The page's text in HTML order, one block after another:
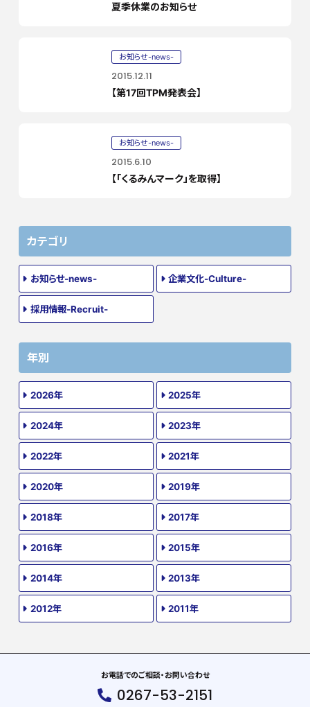
夏季休業のお知らせ
お知らせ-news-
2015.12.11
【第17回TPM発表会】
お知らせ-news-
2015.6.10
【「くるみんマーク」を取得】
カテゴリ
お知らせ-news- 企業文化-Culture-
採用情報-Recruit-
年別
2026年 2025年
2024年 2023年
2022年 2021年
2020年 2019年
2018年 2017年
2016年 2015年
2014年 2013年
2012年 2011年
お電話でのご相談・お問い合わせ
0267-53-2151